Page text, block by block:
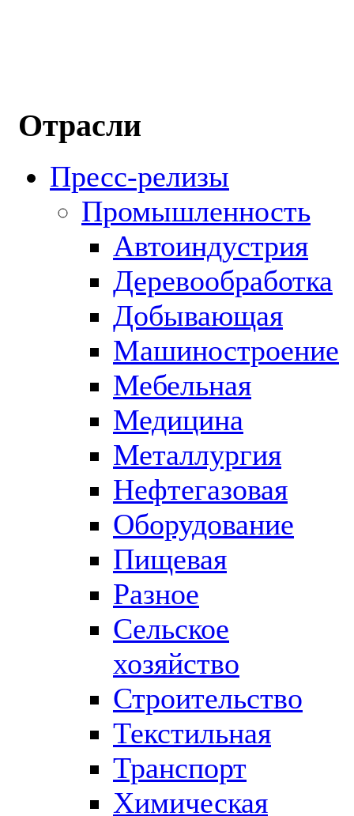
Отрасли
Пресс-релизы
Промышленность
Автоиндустрия
Деревообработка
Добывающая
Машиностроение
Мебельная
Медицина
Металлургия
Нефтегазовая
Оборудование
Пищевая
Разное
Сельское
хозяйство
Строительство
Текстильная
Транспорт
Химическая